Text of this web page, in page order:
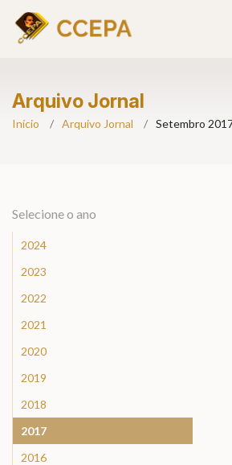
Arquivo Jornal
Início Arquivo Jornal Setembro
Selecione o ano
2024
2023
2022
2021
2020
2019
2018
2017
2016